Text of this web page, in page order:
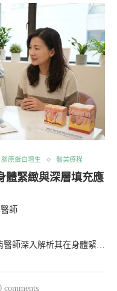
膠原蛋白增生 醫美療程
體緊緻與深層填充應
師
醫師深入解析其在身體緊…
comments